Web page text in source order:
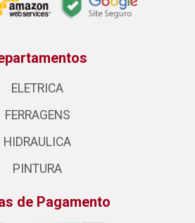
ELETRICA
FERRAGENS
HIDRAULICA
PINTURA
de Pagamento